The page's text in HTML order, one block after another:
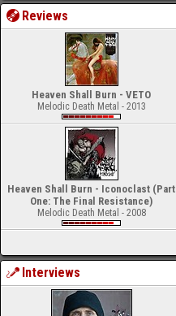
Reviews
Heaven Shall Burn - VETO
Melodic Death Metal - 2013
Heaven Shall Burn - Iconoclast (Part
One: The Final Resistance)
Melodic Death Metal - 2008
Interviews